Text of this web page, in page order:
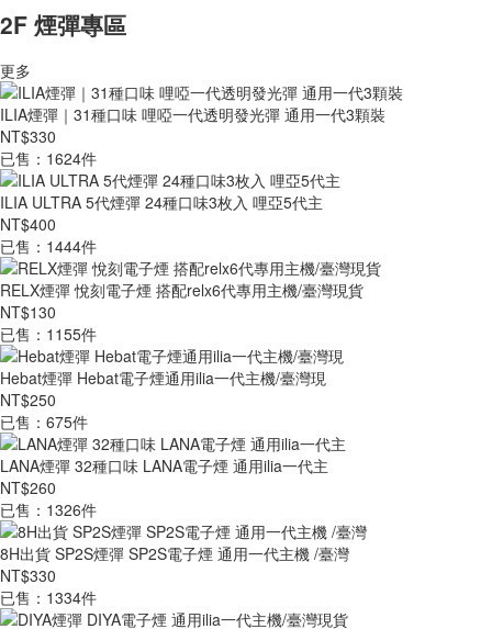
2F 煙彈專區
更多
ILIA煙彈｜31種口味 哩啞一代透明發光彈 通用一代3顆裝
NT$330
已售：1624件
ILIA ULTRA 5代煙彈 24種口味3枚入 哩亞5代主
NT$400
已售：1444件
RELX煙彈 悅刻電子煙 搭配relx6代專用主機/臺灣現貨
NT$130
已售：1155件
Hebat煙彈 Hebat電子煙通用ilia一代主機/臺灣現
NT$250
已售：675件
LANA煙彈 32種口味 LANA電子煙 通用ilia一代主
NT$260
已售：1326件
8H出貨 SP2S煙彈 SP2S電子煙 通用一代主機 /臺灣
NT$330
已售：1334件